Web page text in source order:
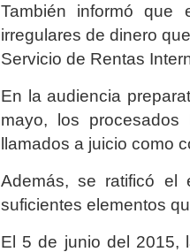
También informó que
irregulares de dinero
Servicio de Rentas
En la audiencia
mayo, los
llamados a juicio como
Además, se ratificó el
suficientes elementos
El 5 de junio del 2015,